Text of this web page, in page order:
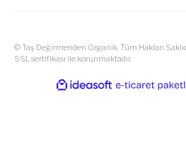
© Taş Değirmenden Organik. Tüm Hakları
SSL sertifikası ile korunmaktadır.
ideasoft